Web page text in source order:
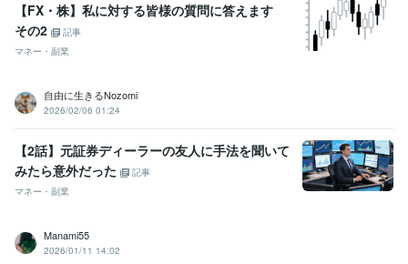
【FX・株】私に対する皆様の質問に答えます
その2
記事
マネー・副業
自由に生きるNozomi
2026/02/06 01:24
【2話】元証券ディーラーの友人に手法を聞いて
みたら意外だった
記事
マネー・副業
Manami55
2026/01/11 14:02